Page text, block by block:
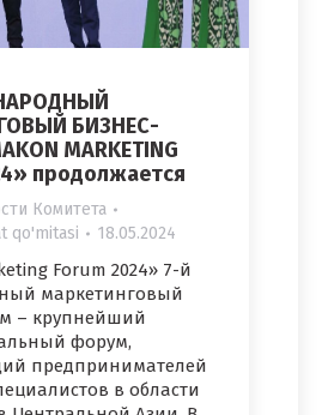
БИЗНЕС-
MARKETING
продолжается
Комитета
qo'mitasi 18.05.2024
Forum 2024» 7-й
маркетинговый
– крупнейший
форум,
предпринимателей
в области